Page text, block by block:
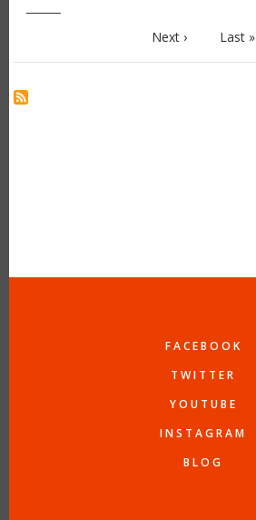
Próxima
Next › Última
Last »
FACEBOOK
TWITTER
YOUTUBE
INSTAGRAM
BLOG